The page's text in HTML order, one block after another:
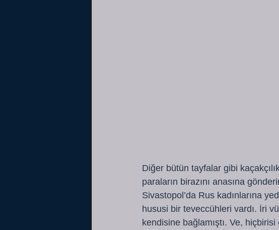
Diğer bütün tayfalar gibi
paraların birazını anasına
Sivastopol’da Rus kadınlarına
hususi bir teveccühleri vardı. İri
kendisine bağlamıştı. Ve,